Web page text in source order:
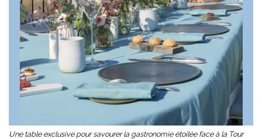
Une table exclusive pour savourer la gastronomie étoilée face à la Tour